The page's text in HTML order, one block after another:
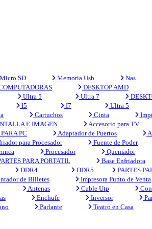
SD Memoria Usb Nas
DESKTOP AMD
Ultra 5 Ultra 7
I5 I7 Ultra 5
Cartuchos Cinta
E IMAGEN Accesorio para TV
PC Adaptador de Puertos
para Procesador Fuente de Poder
Procesador Quemador
PARA PORTATIL Base Enfriadora
DDR4 DDR5 PARTES
de Billetes Impresora Punto de Venta
Antenas Cable Utp
Enchufe Inversor
Parlante Teatro en Casa